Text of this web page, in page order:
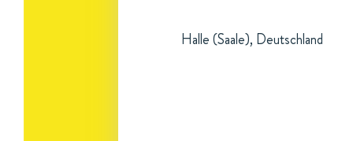
Halle (Saale), Deutschland